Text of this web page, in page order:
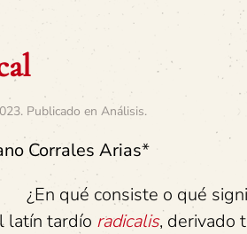
. Publicado en Análisis.
Corrales Arias*
qué consiste o qué
latín tardío radicalis, derivado